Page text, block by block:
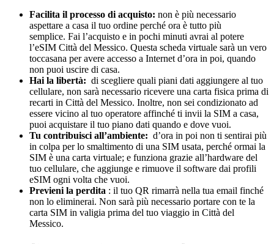
Facilita il processo di acquisto: non è più necessario
aspettare a casa il tuo ordine perché ora è tutto più
semplice. Fai l’acquisto e in pochi minuti avrai al potere
l’eSIM Città del Messico. Questa scheda virtuale sarà un vero
toccasana per avere accesso a Internet d’ora in poi, quando
non puoi uscire di casa.
Hai la libertà: di scegliere quali piani dati aggiungere al tuo
cellulare, non sarà necessario ricevere una carta fisica prima di
recarti in Città del Messico. Inoltre, non sei condizionato ad
essere vicino al tuo operatore affinché ti invii la SIM a casa,
puoi acquistare il tuo piano dati quando e dove vuoi.
Tu contribuisci all’ambiente: d’ora in poi non ti sentirai più
in colpa per lo smaltimento di una SIM usata, perché ormai la
SIM è una carta virtuale; e funziona grazie all’hardware del
tuo cellulare, che aggiunge e rimuove il software dai profili
eSIM ogni volta che vuoi.
Previeni la perdita : il tuo QR rimarrà nella tua email finché
non lo eliminerai. Non sarà più necessario portare con te la
carta SIM in valigia prima del tuo viaggio in Città del
Messico.